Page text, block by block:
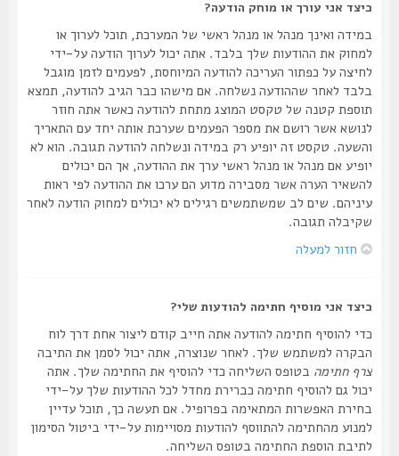
כיצד אני עורך או מוחק הודעה?
במידה ואינך מנהל או מנהל ראשי של המערכת, תוכל לערוך או
למחוק את ההודעות שלך בלבד. אתה יכול לערוך הודעה על-ידי
לחיצה על כפתור העריכה להודעה המיוחסת, לפעמים לזמן מוגבל
בלבד לאחר שההודעה נשלחה. אם מישהו כבר הגיב להודעה, תמצא
תוספת קטנה של טקסט המוצג מתחת להודעה כאשר אתה חוזר
לנושא אשר רושם את מספר הפעמים שערכת אותה יחד עם התאריך
והשעה. טקסט זה יופיע רק במידה ונשלחה להודעה תגובה. הוא לא
יופיע אם מנהל או מנהל ראשי ערך את ההודעה, אך הם יכולים
להשאיר הערה אשר מסבירה מדוע הם ערכו את ההודעה לפי ראות
עיניהם. שים לב שמשתמשים רגילים לא יכולים למחוק הודעה לאחר
שקיבלה תגובה.
חזור למעלה
כיצד אני מוסיף חתימה להודעות שלי?
כדי להוסיף חתימה להודעה אתה חייב קודם ליצור אחת דרך לוח
הבקרה למשתמש שלך. לאחר שנוצרה, אתה יכול לסמן את התיבה
צרף חתימהבטופס השליחה כדי להוסיף את החתימה שלך. אתה
יכול גם להוסיף חתימה כברירת מחדל לכל ההודעות שלך על-ידי
בחירת האפשרות המתאימה בפרופיל. אם תעשה כך, תוכל עדיין
למנוע מהחתימה להתווסף להודעות מסויימות על-ידי ביטול הסימון
לתיבת הוספת החתימה בטופס השליחה.